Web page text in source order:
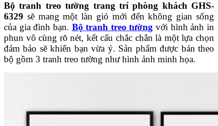
Bộ tranh treo tường trang trí phòng khách GHS-
6329 sẽ mang một làn gió mới đến không gian sống
của gia đình bạn. Bộ tranh treo tường với hình ảnh in
phun vô cùng rõ nét, kết cấu chắc chắn là một lựa chọn
đảm bảo sẽ khiến bạn vừa ý. Sản phẩm được bán theo
bộ gồm 3 tranh treo tường như hình ảnh minh họa.